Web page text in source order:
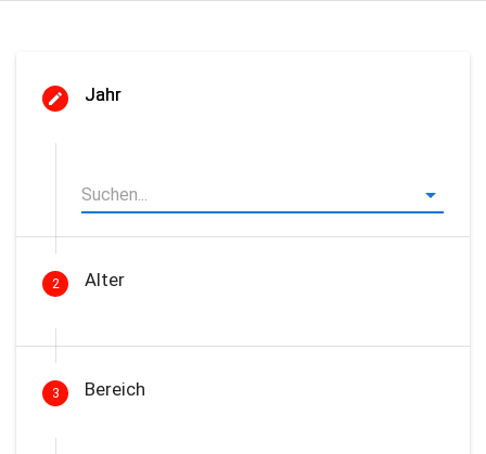
Jahr
2 Alter
3 Bereich